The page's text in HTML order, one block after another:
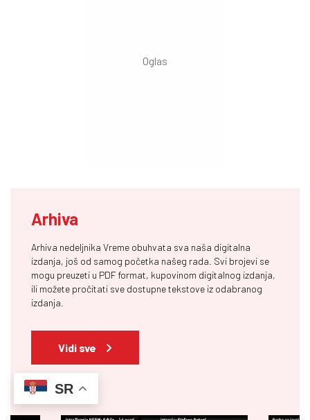
Arhiva
Arhiva nedeljnika Vreme obuhvata sva naša digitalna
izdanja, još od samog početka našeg rada. Svi brojevi se
mogu preuzeti u PDF format, kupovinom digitalnog izdanja,
ili možete pročitati sve dostupne tekstove iz odabranog
izdanja.
Vidi sve
SR